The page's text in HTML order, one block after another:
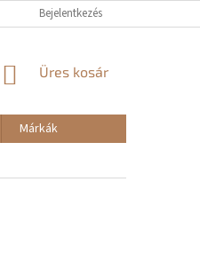
Bejelentkezés
KOSÁR
Üres kosár
Márkák